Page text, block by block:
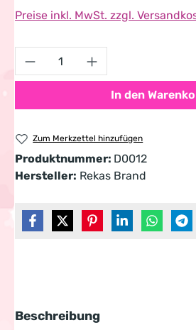
Preise inkl. MwSt. zzgl.
Produkt Anzahl: Gib
In den
Zum Merkzettel hinzufügen
Produktnummer: D0012
Hersteller: Rekas Brand
Beschreibung